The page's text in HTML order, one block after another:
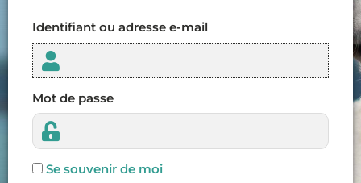
Identifiant ou adresse e-mail
Mot de passe
Se souvenir de moi